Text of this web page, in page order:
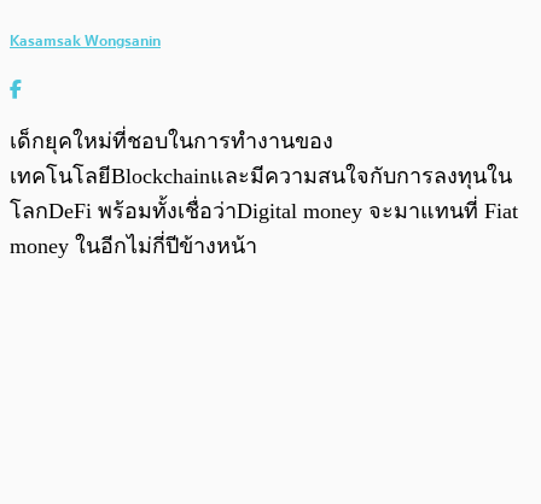
Kasamsak Wongsanin
เด็กยุคใหม่ที่ชอบในการทำงานของ
เทคโนโลยีBlockchainและมีความสนใจกับการลงทุนใน
โลกDeFi พร้อมทั้งเชื่อว่าDigital money จะมาแทนที่ Fiat
money ในอีกไม่กี่ปีข้างหน้า